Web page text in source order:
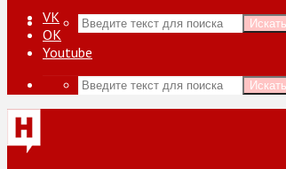
Искать
VK
ОК
Youtube
Искать